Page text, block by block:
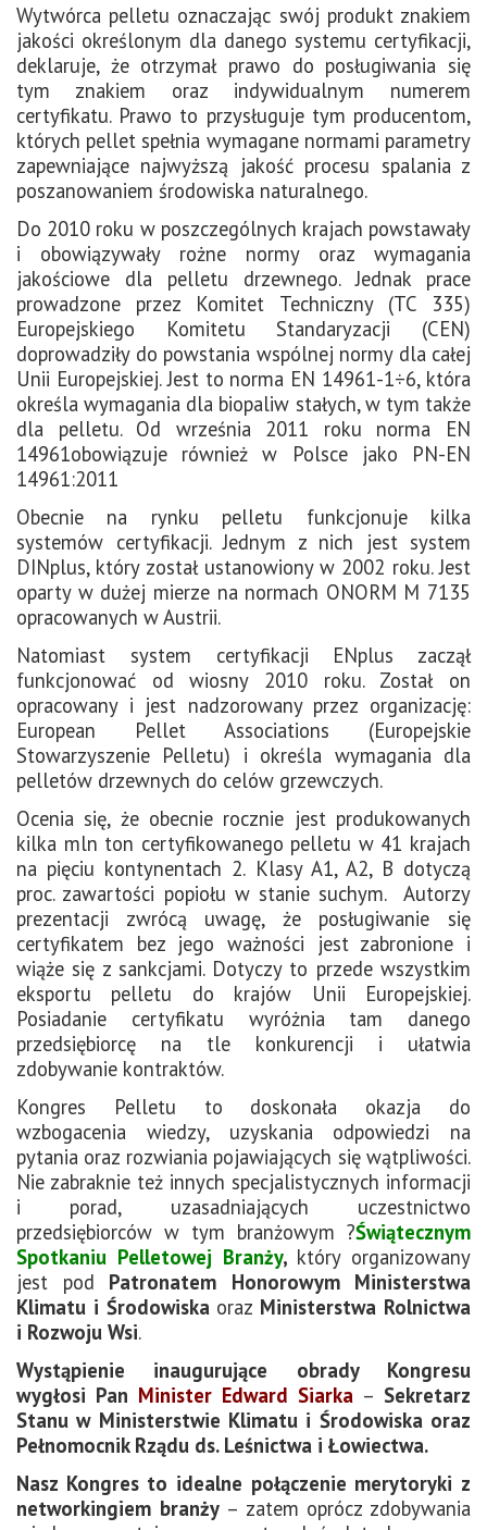
Wytwórca pelletu oznaczając swój produkt znakiem
jakości określonym dla danego systemu certyfikacji,
deklaruje, że otrzymał prawo do posługiwania się
tym znakiem oraz indywidualnym numerem
certyfikatu. Prawo to przysługuje tym producentom,
których pellet spełnia wymagane normami parametry
zapewniające najwyższą jakość procesu spalania z
poszanowaniem środowiska naturalnego.
Do 2010 roku w poszczególnych krajach powstawały
i obowiązywały rożne normy oraz wymagania
jakościowe dla pelletu drzewnego. Jednak prace
prowadzone przez Komitet Techniczny (TC 335)
Europejskiego Komitetu Standaryzacji (CEN)
doprowadziły do powstania wspólnej normy dla całej
Unii Europejskiej. Jest to norma EN 14961-1÷6, która
określa wymagania dla biopaliw stałych, w tym także
dla pelletu. Od września 2011 roku norma EN
14961obowiązuje również w Polsce jako PN-EN
14961:2011
Obecnie na rynku pelletu funkcjonuje kilka
systemów certyfikacji. Jednym z nich jest system
DINplus, który został ustanowiony w 2002 roku. Jest
oparty w dużej mierze na normach ONORM M 7135
opracowanych w Austrii.
Natomiast system certyfikacji ENplus zaczął
funkcjonować od wiosny 2010 roku. Został on
opracowany i jest nadzorowany przez organizację:
European Pellet Associations (Europejskie
Stowarzyszenie Pelletu) i określa wymagania dla
pelletów drzewnych do celów grzewczych.
Ocenia się, że obecnie rocznie jest produkowanych
kilka mln ton certyfikowanego pelletu w 41 krajach
na pięciu kontynentach 2. Klasy A1, A2, B dotyczą
proc. zawartości popiołu w stanie suchym. Autorzy
prezentacji zwrócą uwagę, że posługiwanie się
certyfikatem bez jego ważności jest zabronione i
wiąże się z sankcjami. Dotyczy to przede wszystkim
eksportu pelletu do krajów Unii Europejskiej.
Posiadanie certyfikatu wyróżnia tam danego
przedsiębiorcę na tle konkurencji i ułatwia
zdobywanie kontraktów.
Kongres Pelletu to doskonała okazja do
wzbogacenia wiedzy, uzyskania odpowiedzi na
pytania oraz rozwiania pojawiających się wątpliwości.
Nie zabraknie też innych specjalistycznych informacji
i porad, uzasadniających uczestnictwo
przedsiębiorców w tym branżowym ?Świątecznym
Spotkaniu Pelletowej Branży, który organizowany
jest pod Patronatem Honorowym
Ministerstwa
Klimatu i Środowiska oraz Ministerstwa Rolnictwa
i Rozwoju Wsi.
Wystąpienie inaugurujące obrady Kongresu
wygłosi Pan Minister Edward Siarka – Sekretarz
Stanu w Ministerstwie Klimatu i Środowiska oraz
Pełnomocnik Rządu ds. Leśnictwa i Łowiectwa.
Nasz Kongres to idealne połączenie merytoryki z
networkingiem branży– zatem oprócz zdobywania